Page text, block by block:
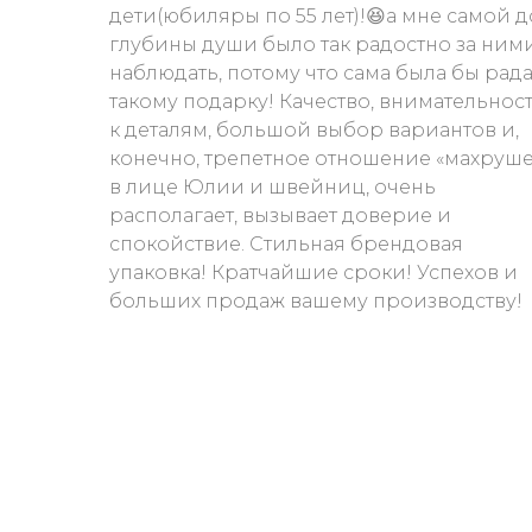
дети(юбиляры по 55 лет)!😆а мне самой
глубины души было так радостно за
наблюдать, потому что сама была бы рада
такому подарку! Качество,
к деталям, большой выбор вариантов и,
конечно, трепетное отношение
в лице Юлии и швейниц, очень
располагает, вызывает доверие и
спокойствие. Стильная брендовая
упаковка! Кратчайшие сроки! Успехов и
больших продаж вашему производству!